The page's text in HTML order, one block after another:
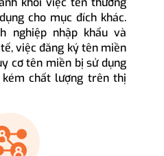
cho mục đích khác.
nghiệp nhập khẩu và
việc đăng ký tên miền
cơ tên miền bị sử dụng
kém chất lượng trên thị